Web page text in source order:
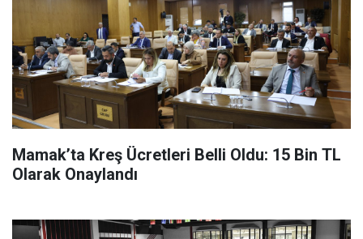
Mamak’ta Kreş Ücretleri Belli Oldu: 15 Bin TL
Olarak Onaylandı